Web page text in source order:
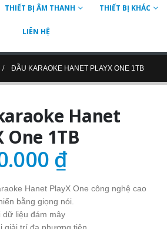
THIẾT BỊ ÂM THANH THIẾT BỊ KHÁC
LIÊN HỆ
ĐẦU KARAOKE HANET PLAYX ONE 1TB
Hanet
One 1TB
₫
Hanet PlayX One công nghệ cao
bằng giọng nói.
dữ liệu đám mây